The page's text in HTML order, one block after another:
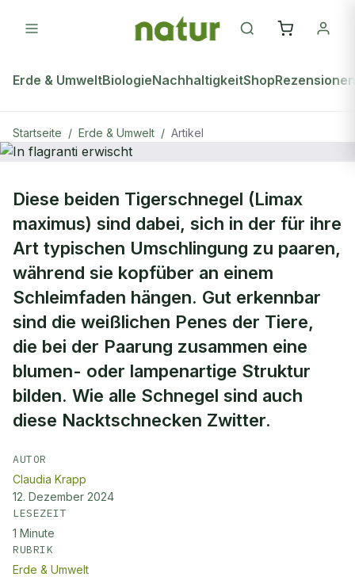
Erde & UmweltBiologieNachhaltigkeitShopRezensionen
Startseite / Erde & Umwelt / Artikel
In flagranti erwischt
Diese beiden Tigerschnegel (Limax
maximus) sind dabei, sich in der für ihre
Art typischen Umschlingung zu paaren,
während sie kopfüber an einem
Schleimfaden hängen. Gut erkennbar
sind die weißlichen Penes der Tiere,
die bei der Paarung zusammen eine
blumen- oder lampenartige Struktur
bilden. Wie alle Schnegel sind auch
diese Nacktschnecken Zwitter.
AUTOR
Claudia Krapp
12. Dezember 2024
LESEZEIT
1 Minute
RUBRIK
Erde & Umwelt